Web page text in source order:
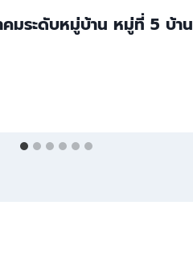
คมระดับหมู่บ้าน หมู่ที่ 5 บ้าน